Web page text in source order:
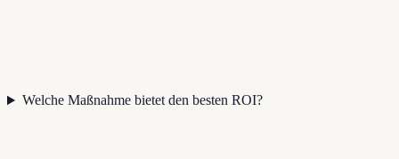
Welche Maßnahme bietet den besten ROI?